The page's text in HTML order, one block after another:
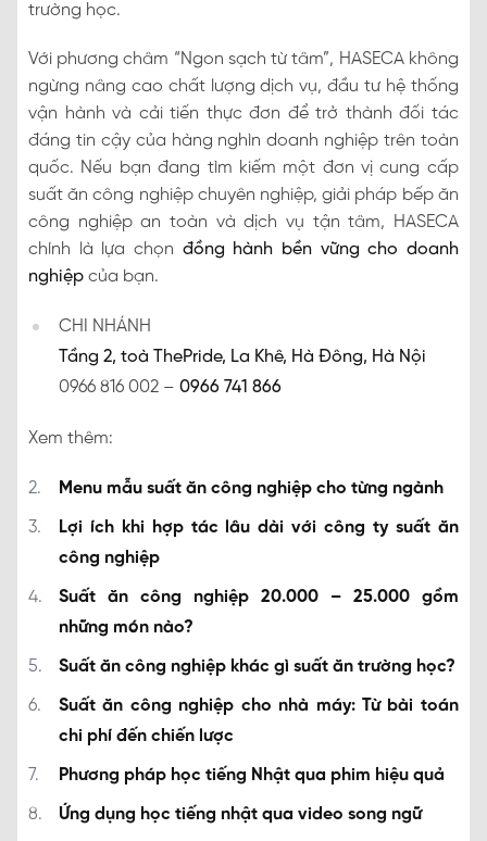
trường học.
Với phương châm “Ngon sạch từ tâm”, HASECA không
ngừng nâng cao chất lượng dịch vụ, đầu tư hệ thống
vận hành và cải tiến thực đơn để trở thành đối tác
đáng tin cậy của hàng nghìn doanh nghiệp trên toàn
quốc. Nếu bạn đang tìm kiếm một đơn vị cung cấp
suất ăn công nghiệp chuyên nghiệp, giải pháp bếp ăn
công nghiệp an toàn và dịch vụ tận tâm, HASECA
chính là lựa chọn đồng hành bền vững cho doanh
nghiệp của bạn.
CHI NHÁNH
Tầng 2, toà ThePride, La Khê, Hà Đông, Hà Nội
0966 816 002 – 0966 741 866
Xem thêm:
Menu mẫu suất ăn công nghiệp cho từng ngành
Lợi ích khi hợp tác lâu dài với công ty suất ăn
công nghiệp
Suất ăn công nghiệp 20.000 – 25.000 gồm
những món nào?
Suất ăn công nghiệp khác gì suất ăn trường học?
Suất ăn công nghiệp cho nhà máy: Từ bài toán
chi phí đến chiến lược
Phương pháp học tiếng Nhật qua phim hiệu quả
Ứng dụng học tiếng nhật qua video song ngữ